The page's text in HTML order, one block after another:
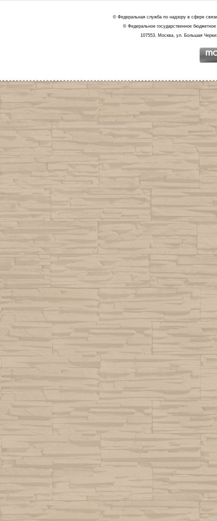
© Федеральная служба по надзору в сфере
© Федеральное государственное
107553, Москва, ул. Большая